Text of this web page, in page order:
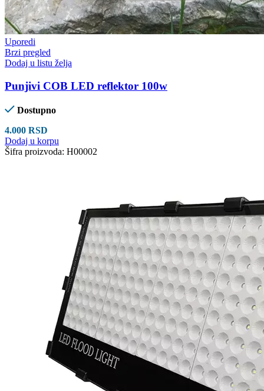
Uporedi
Brzi pregled
Dodaj u listu želja
Punjivi COB LED reflektor 100w
Dostupno
4.000 RSD
Dodaj u korpu
Šifra proizvoda: H00002